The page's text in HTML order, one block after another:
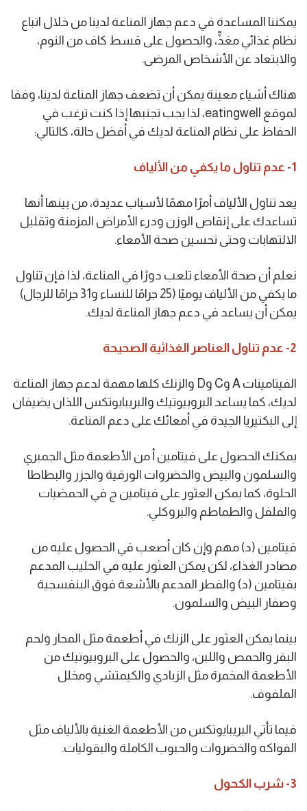
يمكننا المساعدة في دعم جهاز المناعة لدينا من خلال اتباع
نظام غذائي مغذٍّ، والحصول على قسط كاف من النوم،
والابتعاد عن الأشخاص المرضى.
هناك أشياء معينة يمكن أن تضعف جهاز المناعة لدينا، وفقا
لموقع eatingwell، لذا يجب تجنبها إذا كنت ترغب في
الحفاظ على نظام المناعة لديك في أفضل حالة، كالتالي:
1- عدم تناول ما يكفي من الألياف
يعد تناول الألياف أمرًا مهمًا لأسباب عديدة، من بينها أنها
تساعدك على إنقاص الوزن ودرء الأمراض المزمنة وتقليل
الالتهابات وحتى تحسين صحة الأمعاء.
نعلم أن صحة الأمعاء تلعب دورًا في المناعة، لذا فإن تناول
ما يكفي من الألياف يوميًا (25 جرامًا للنساء و31 جرامًا للرجال)
يمكن أن يساعد في دعم جهاز المناعة لديك.
2- عدم تناول العناصر الغذائية الصحيحة
الفيتامينات A وC وD والزنك كلها مهمة لدعم جهاز المناعة
لديك، كما يساعد البروبيوتيك والبريبايوتكس اللذان يضيفان
إلى البكتيريا الجيدة في أمعائك على دعم المناعة.
يمكنك الحصول على فيتامين أ من الأطعمة مثل الجمبري
والسلمون والبيض والخضروات الورقية والجزر والبطاطا
الحلوة، كما يمكن العثور على فيتامين ج في الحمضيات
والفلفل والطماطم والبروكلي.
فيتامين (د) مهم وإن كان أصعب في الحصول عليه من
مصادر الغذاء، لكن يمكن العثور عليه في الحليب المدعم
بفيتامين (د) والفطر المدعم بالأشعة فوق البنفسجية
وصفار البيض والسلمون.
بينما يمكن العثور على الزنك في أطعمة مثل المحار ولحم
البقر والحمص واللبن، والحصول على البروبيوتيك من
الأطعمة المخمرة مثل الزبادي والكيمتشي ومخلل
الملفوف.
فيما تأتي البريبايوتكس من الأطعمة الغنية بالألياف مثل
الفواكه والخضروات والحبوب الكاملة والبقوليات.
3- شرب الكحول